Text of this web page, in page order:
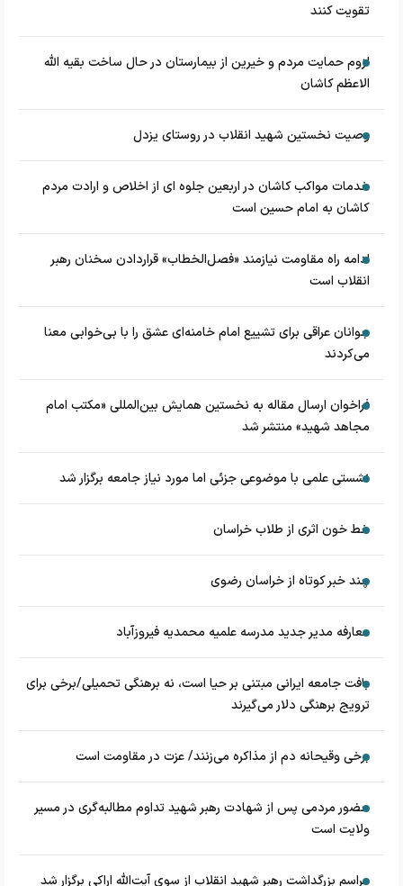
تقویت کنند
لزوم حمایت مردم و خیرین از بیمارستان در حال ساخت بقیه الله
الاعظم کاشان
وصیت نخستین شهید انقلاب در روستای یزدل
خدمات مواکب کاشان در اربعین جلوه ای از اخلاص و ارادت مردم
کاشان به امام حسین است
ادامه راه مقاومت نیازمند «فصل‌الخطاب» قراردادن سخنان رهبر
انقلاب است
جوانان عراقی برای تشییع امام خامنه‌ای عشق را با بی‌خوابی معنا
می‌کردند
فراخوان ارسال مقاله به نخستین همایش بین‌المللی «مکتب امام
مجاهد شهید» منتشر شد
نشستی علمی با موضوعی جزئی اما مورد نیاز جامعه برگزار شد
خط خون اثری از طلاب خراسان
چند خبر کوتاه از خراسان رضوی
معارفه مدیر جدید مدرسه علمیه محمدیه فیروزآباد
بافت جامعه ایرانی مبتنی بر حیا است، نه برهنگی تحمیلی/برخی برای
ترویج برهنگی دلار می‌گیرند
برخی وقیحانه دم از مذاکره می‌زنند/ عزت در مقاومت است
حضور مردمی پس از شهادت رهبر شهید تداوم مطالبه‌گری در مسیر
ولایت است
مراسم بزرگداشت رهبر شهید انقلاب از سوی آیت‌الله اراکی برگزار شد